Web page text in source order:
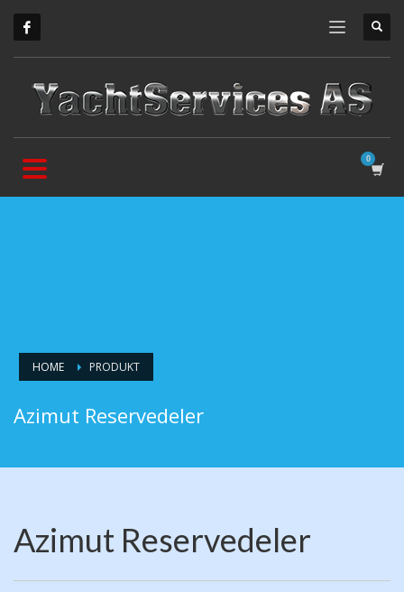
HOME PRODUKT
Azimut Reservedeler
Azimut Reservedeler